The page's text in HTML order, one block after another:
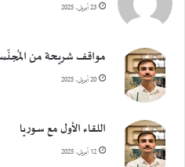
23 أبريل، 2025
مواقف شريحة من
20 أبريل، 2025
اللقاء الأول مع سوريا
12 أبريل، 2025